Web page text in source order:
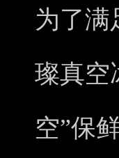
为了满
璨真空
空”保